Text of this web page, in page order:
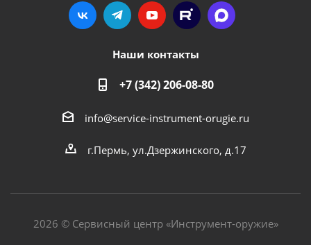
Наши контакты
+7 (342) 206-08-80
info@service-instrument-orugie.ru
г.Пермь, ул.Дзержинского, д.17
2026 © Сервисный центр «Инструмент-оружие»